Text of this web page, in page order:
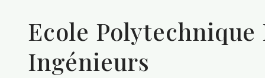
Ecole Polytechnique
Ingénieurs